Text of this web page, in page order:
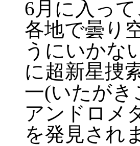
6月に入っ
各地で曇り
うにいかな
に超新星捜
一(いたがき
アンドロメ
を発見され